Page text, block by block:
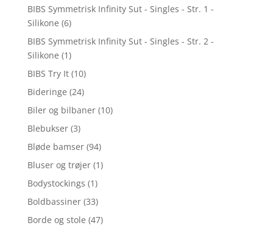
BIBS Symmetrisk Infinity Sut - Singles - Str. 1 -
Silikone (6)
BIBS Symmetrisk Infinity Sut - Singles - Str. 2 -
Silikone (1)
BIBS Try It (10)
Bideringe (24)
Biler og bilbaner (10)
Blebukser (3)
Bløde bamser (94)
Bluser og trøjer (1)
Bodystockings (1)
Boldbassiner (33)
Borde og stole (47)